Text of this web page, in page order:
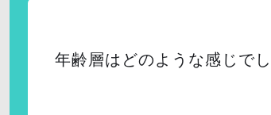
年齢層はどのような感じで